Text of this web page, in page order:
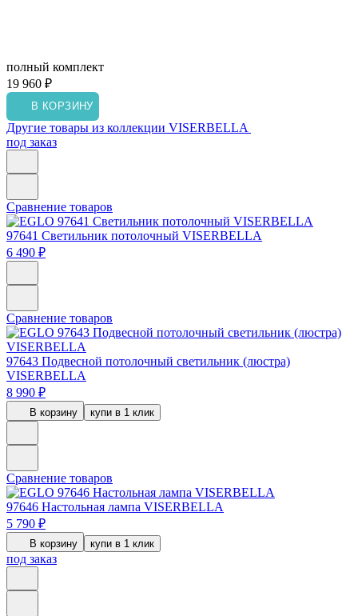
полный комплект
19 960 ₽
В КОРЗИНУ
Другие товары из коллекции VISERBELLA
под заказ
Сравнение товаров
97641 Светильник потолочный VISERBELLA
6 490 ₽
Сравнение товаров
97643 Подвесной потолочный светильник (люстра)
VISERBELLA
8 990 ₽
В корзину купи в 1 клик
Сравнение товаров
97646 Настольная лампа VISERBELLA
5 790 ₽
В корзину купи в 1 клик
под заказ